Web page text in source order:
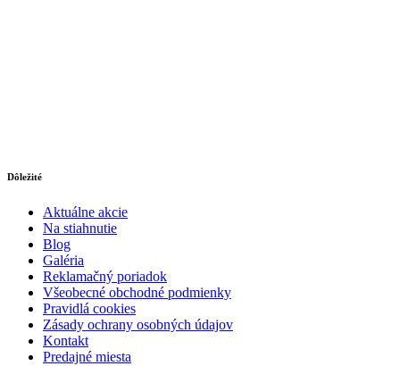
Dôležité
Aktuálne akcie
Na stiahnutie
Blog
Galéria
Reklamačný poriadok
Všeobecné obchodné podmienky
Pravidlá cookies
Zásady ochrany osobných údajov
Kontakt
Predajné miesta